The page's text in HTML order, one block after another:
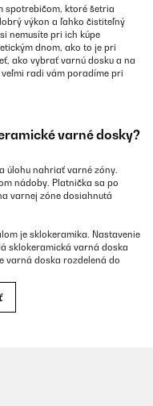
spotrebičom, ktoré šetria
výkon a ľahko čistiteľný
nemusíte pri ich kúpe
dnom, ako to je pri
ako vybrať varnú dosku a na
radi vám poradíme pri
varné dosky?
úlohu nahriať varné zóny.
nádoby. Platnička sa po
varnej zóne dosiahnutá
je sklokeramika. Nastavenie
sklokeramická varná doska
varná doska rozdelená do